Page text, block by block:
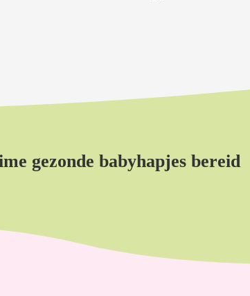
gezonde babyhapjes bereid